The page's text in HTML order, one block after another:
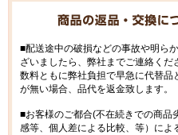
■配送途中の破損などの事故や明ら
ざいましたら、弊社までご連絡くだ
数料ともに弊社負担で早急に代替品
が無い場合、品代を返金致します。
■お客様のご都合(不在続きでの商品
感等、個人差による比較、等）によ